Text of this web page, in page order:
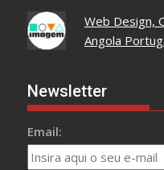
Web Design,
Angola
Newsletter
Email: